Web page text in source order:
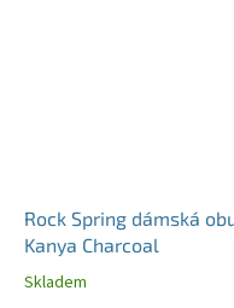
Rock Spring dámská
Kanya Charcoal
Skladem